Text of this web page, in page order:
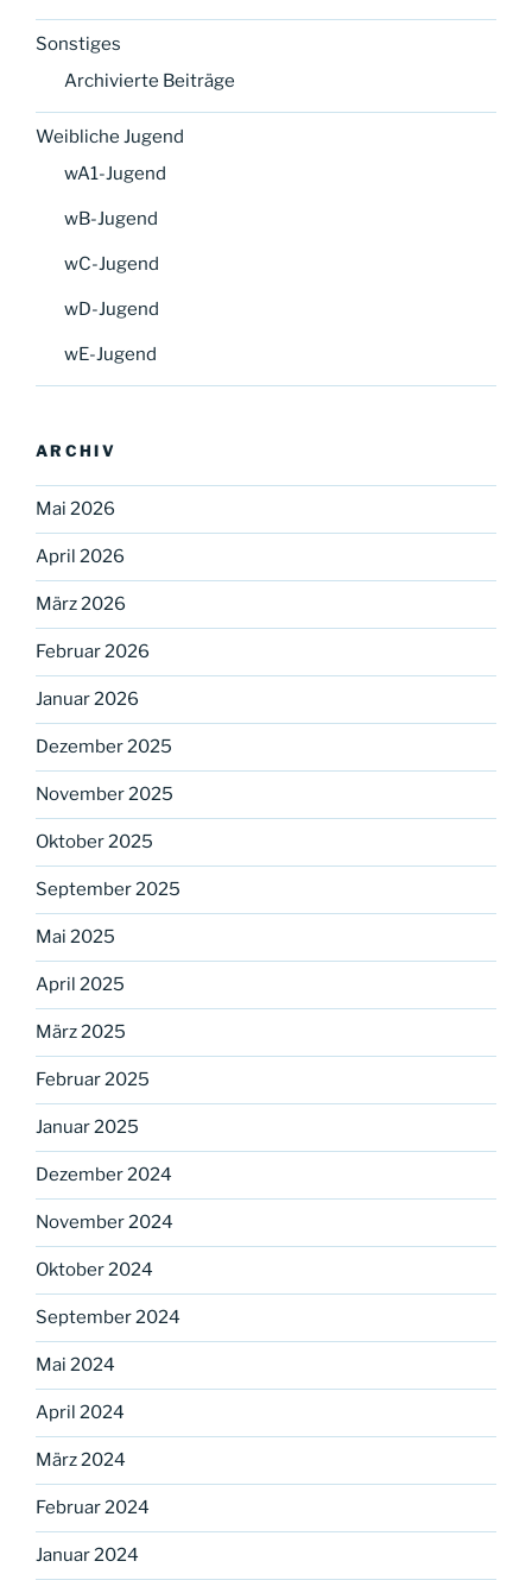
Sonstiges
Archivierte Beiträge
Weibliche Jugend
wA1-Jugend
wB-Jugend
wC-Jugend
wD-Jugend
wE-Jugend
ARCHIV
Mai 2026
April 2026
März 2026
Februar 2026
Januar 2026
Dezember 2025
November 2025
Oktober 2025
September 2025
Mai 2025
April 2025
März 2025
Februar 2025
Januar 2025
Dezember 2024
November 2024
Oktober 2024
September 2024
Mai 2024
April 2024
März 2024
Februar 2024
Januar 2024